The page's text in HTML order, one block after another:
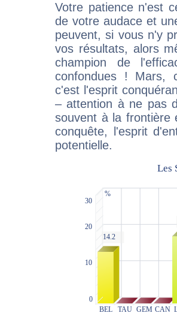
Votre patience n'est
de votre audace et
peuvent, si vous n'y
vos résultats, alors
champion de
confondues ! Mars,
c'est l'esprit
– attention à ne pas
souvent à la frontière
conquête, l'esprit
potentielle.